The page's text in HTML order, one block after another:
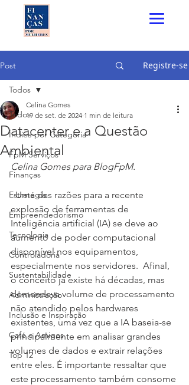
Post Registre-se
Todos
Índice por Categoria
FpM Serviços
Finanças
Estratégia
Empreendedorismo
Tecnologia
Controladoria
Sustentabilidade
Administração
Inclusão e Inspiração
Café e Amigos
Top 12
Todos
Datacenter e a Questão
Ambiental
Celina Gomes
19 de set. de 2024 1 min de leitura
Celina Gomes para BlogFpM.
  Uma das razões para a recente
explosão de ferramentas de
Inteligência artificial (IA) se deve ao
aumento de poder computacional
disponível nos equipamentos,
especialmente nos servidores.  Afinal,
o conceito já existe há décadas, mas
demandava volume de processamento
não atendido pelos hardwares
existentes, uma vez que a IA baseia-se
principalmente em analisar grandes
volumes de dados e extrair relações
entre eles. É importante ressaltar que
este processamento também consome